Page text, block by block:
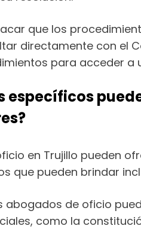
que los
directamente con el
para acceder
específicos
en Trujillo pueden
que pueden brindar
abogados de oficio
como la